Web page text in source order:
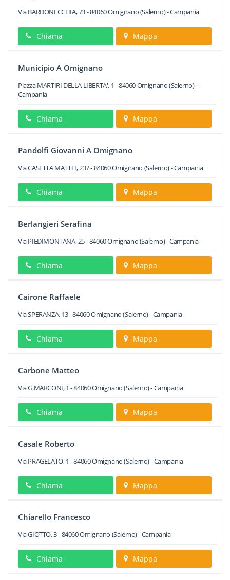
Via BARDONECCHIA, 73-84060Omignano(Salerno) -Campania
Chiama Mappa
Municipio A Omignano
Piazza MARTIRI DELLA LIBERTA', 1 -84060Omignano(Salerno) -
Campania
Chiama Mappa
Pandolfi Giovanni A Omignano
Via CASETTA MATTEI, 237-84060Omignano (Salerno) -Campania
Chiama Mappa
Berlangieri Serafina
Via PIEDIMONTANA, 25-84060Omignano(Salerno) -Campania
Chiama Mappa
Cairone Raffaele
Via SPERANZA, 13-84060Omignano(Salerno) -Campania
Chiama Mappa
Carbone Matteo
Via G.MARCONI, 1 -84060Omignano(Salerno) -Campania
Chiama Mappa
Casale Roberto
Via PRAGELATO, 1 -84060Omignano(Salerno) -Campania
Chiama Mappa
Chiarello Francesco
Via GIOTTO, 3-84060Omignano (Salerno) -Campania
Chiama Mappa